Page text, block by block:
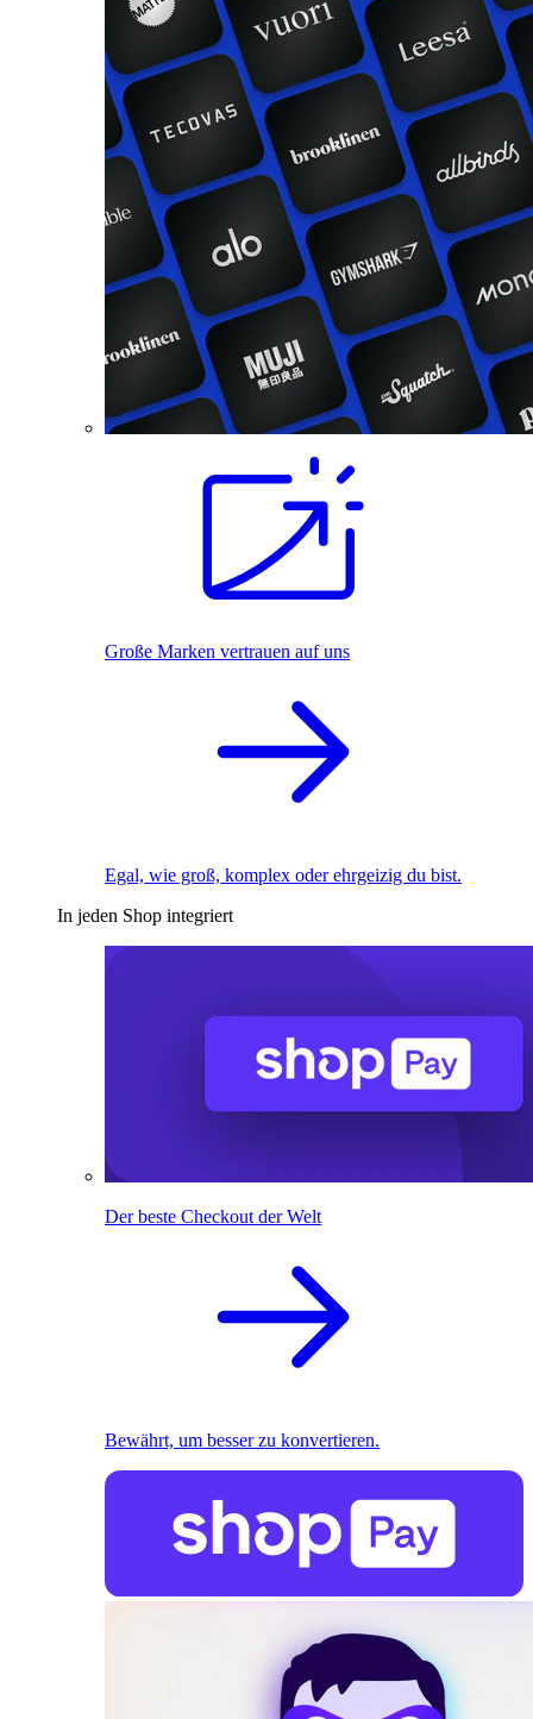
Große Marken vertrauen auf uns
Egal, wie groß, komplex oder ehrgeizig du bist.
In jeden Shop integriert
Der beste Checkout der Welt
Bewährt, um besser zu konvertieren.